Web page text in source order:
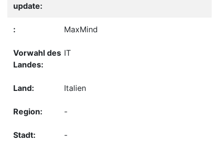
MaxMind
IT
Italien
-
-